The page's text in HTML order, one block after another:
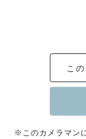
💻  SNS総フォ
📖 多数有名メデ
ゼクシィ様、ソ
ニコン様、積
こ
※このカメラマン